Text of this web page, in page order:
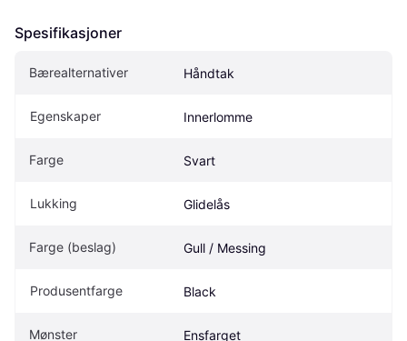
Spesifikasjoner
Bærealternativer Håndtak
Egenskaper Innerlomme
Farge Svart
Lukking Glidelås
Farge (beslag) Gull / Messing
Produsentfarge Black
Mønster Ensfarget